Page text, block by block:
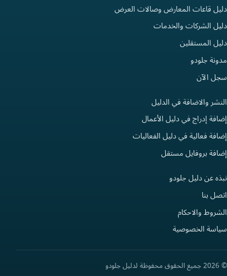
دليل قاعات المعارض وصالات العرض
دليل الشركات والخدمات
دليل المستقلين
مدونة جلودو
سجل الآن
النشر والاضافة في الدليل
إضافة إدراج في دليل الأعمال
إضافة فعالية في دليل الفعاليات
إضافة بروفايل مستقل
نبذه عن دليل جلودو
اتصل بنا
الشروط والاحكام
سياسة الخصوصية
© 2026 جميع الحقوق محفوظة لدليل جلودو